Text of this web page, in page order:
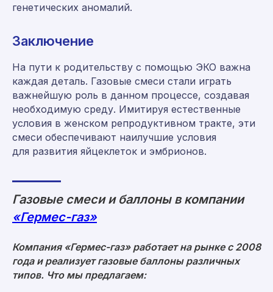
генетических аномалий.
Заключение
На пути к родительству с помощью ЭКО важна
каждая деталь. Газовые смеси стали играть
важнейшую роль в данном процессе, создавая
необходимую среду. Имитируя естественные
условия в женском репродуктивном тракте, эти
смеси обеспечивают наилучшие условия
для развития яйцеклеток и эмбрионов.
Газовые смеси и баллоны в компании
«Гермес-газ»
Компания «Гермес-газ» работает на рынке с 2008
года и реализует газовые баллоны различных
типов. Что мы предлагаем:
8 (800) 555-65-59
8 (495) 225-54-25
info@germes-gas.ru
germes-gas.ru
Заказать звонок
Мы находимся по адресу: